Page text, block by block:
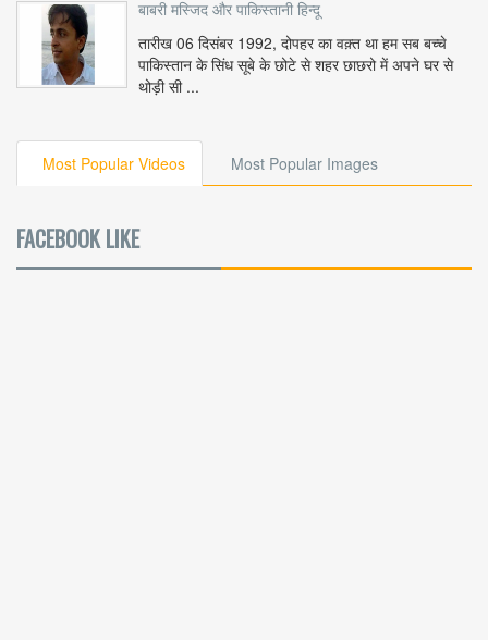
बाबरी मस्जिद और पाकिस्तानी हिन्दू
तारीख 06 दिसंबर 1992, दोपहर का वक़्त था हम सब बच्चे
पाकिस्तान के सिंध सूबे के छोटे से शहर छाछरो में अपने घर से
थोड़ी सी ...
Most Popular Videos Most Popular Images
FACEBOOK LIKE